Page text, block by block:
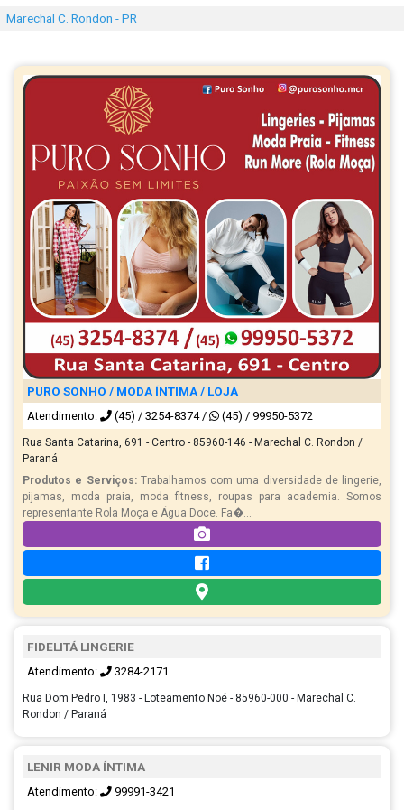
Marechal C. Rondon - PR
PURO SONHO / MODA ÍNTIMA / LOJA
Atendimento: (45) / 3254-8374/ (45) / 99950-5372
Rua Santa Catarina, 691 - Centro - 85960-146 - Marechal C. Rondon /
Paraná
Produtos e Serviços:Trabalhamos com uma diversidade de lingerie,
pijamas, moda praia, moda fitness, roupas para academia. Somos
representante Rola Moça e Água Doce. Fa�...
FIDELITÁ LINGERIE
Atendimento: 3284-2171
Rua Dom Pedro I, 1983 - Loteamento Noé - 85960-000 - Marechal C.
Rondon / Paraná
LENIR MODA ÍNTIMA
Atendimento: 99991-3421